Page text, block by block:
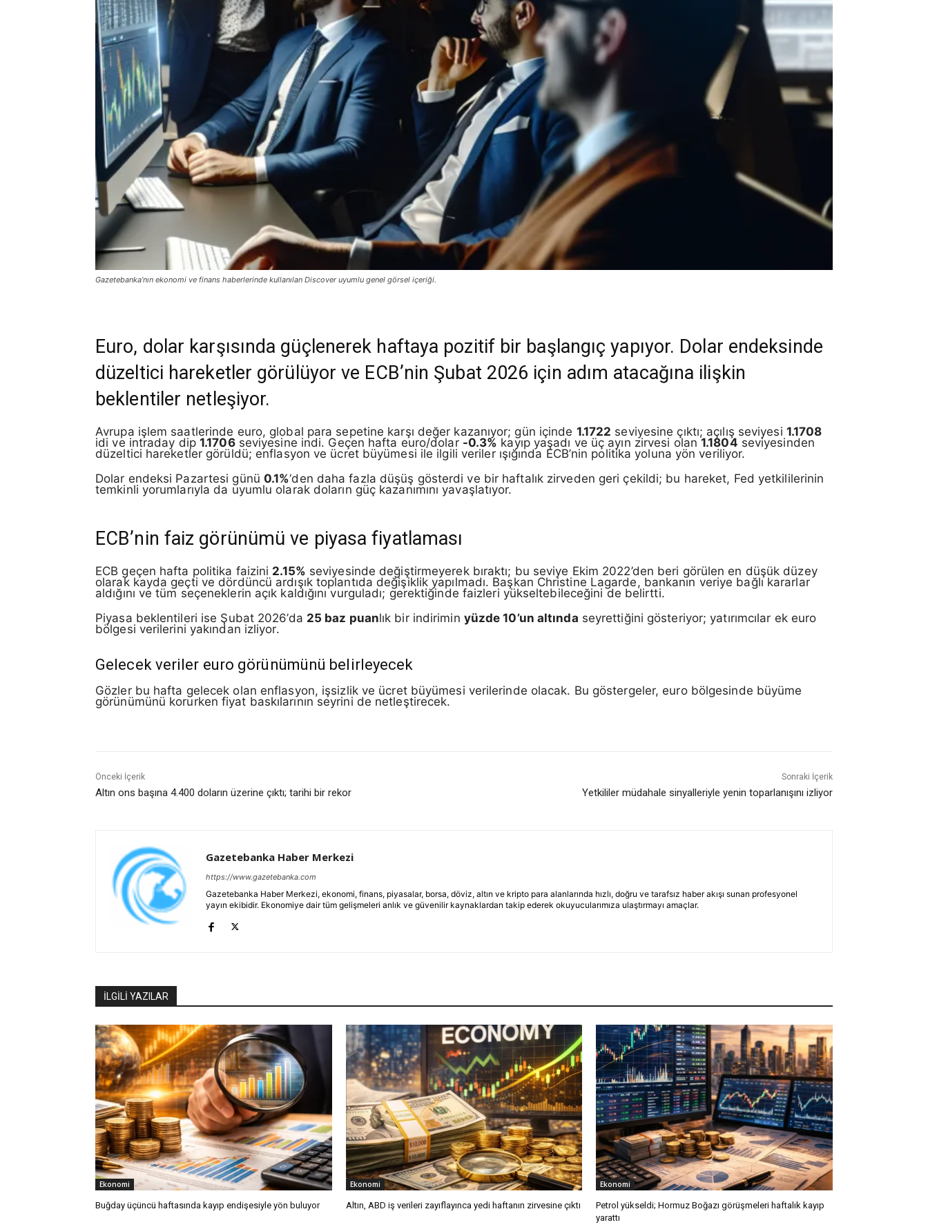
Gazetebanka’nın ekonomi ve finans haberlerinde kullanılan Discover uyumlu genel görsel içeriği.
Euro, dolar karşısında güçlenerek haftaya pozitif bir başlangıç yapıyor. Dolar endeksinde
düzeltici hareketler görülüyor ve ECB’nin Şubat 2026 için adım atacağına ilişkin
beklentiler netleşiyor.
Avrupa işlem saatlerinde euro, global para sepetine karşı değer kazanıyor; gün içinde 1.1722 seviyesine çıktı; açılış seviyesi 1.1708
idi ve intraday dip 1.1706seviyesine indi. Geçen hafta euro/dolar -0.3% kayıp yaşadı ve üç ayın zirvesi olan1.1804 seviyesinden
düzeltici hareketler görüldü; enflasyon ve ücret büyümesi ile ilgili veriler ışığında ECB’nin politika yoluna yön veriliyor.
Dolar endeksi Pazartesi günü 0.1%‘den daha fazla düşüş gösterdi ve bir haftalık zirveden geri çekildi; bu hareket, Fed yetkililerinin
temkinli yorumlarıyla da uyumlu olarak doların güç kazanımını yavaşlatıyor.
ECB’nin faiz görünümü ve piyasa fiyatlaması
ECB geçen hafta politika faizini 2.15% seviyesinde değiştirmeyerek bıraktı; bu seviye Ekim 2022’den beri görülen en düşük düzey
olarak kayda geçti ve dördüncü ardışık toplantıda değişiklik yapılmadı. Başkan Christine Lagarde, bankanın veriye bağlı kararlar
aldığını ve tüm seçeneklerin açık kaldığını vurguladı; gerektiğinde faizleri yükseltebileceğini de belirtti.
Piyasa beklentileri ise Şubat 2026’da 25 baz puanlık bir indirimin yüzde 10’un altında seyrettiğini gösteriyor; yatırımcılar ek euro
bölgesi verilerini yakından izliyor.
Gelecek veriler euro görünümünü belirleyecek
Gözler bu hafta gelecek olan enflasyon, işsizlik ve ücret büyümesi verilerinde olacak. Bu göstergeler, euro bölgesinde büyüme
görünümünü korurken fiyat baskılarının seyrini de netleştirecek.
Önceki İçerik
Altın ons başına 4.400 doların üzerine çıktı; tarihi bir rekor
Sonraki İçerik
Yetkililer müdahale sinyalleriyle yenin toparlanışını izliyor
Gazetebanka Haber Merkezi
https://www.gazetebanka.com
Gazetebanka Haber Merkezi, ekonomi, finans, piyasalar, borsa, döviz, altın ve kripto para alanlarında hızlı, doğru ve tarafsız haber akışı sunan profesyonel
yayın ekibidir. Ekonomiye dair tüm gelişmeleri anlık ve güvenilir kaynaklardan takip ederek okuyucularımıza ulaştırmayı amaçlar.
İLGİLİ YAZILAR
Ekonomi
Buğday üçüncü haftasında kayıp endişesiyle yön buluyor
Ekonomi
Altın, ABD iş verileri zayıflayınca yedi haftanın zirvesine çıktı
Ekonomi
Petrol yükseldi; Hormuz Boğazı görüşmeleri haftalık kayıp
yarattı